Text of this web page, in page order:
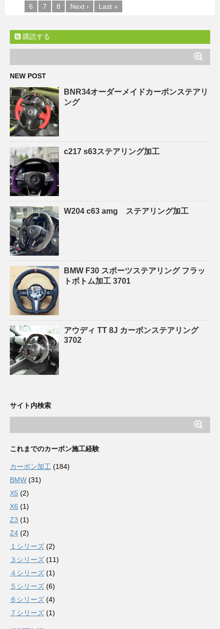
6
7 8 Next › Last »
購読する
NEW POST
BNR34オーダーメイドカーボンステアリ
ング
c217 s63ステアリング加工
W204 c63 amg ステアリング加工
BMW F30 スポーツステアリング フラッ
トボトム加工 3701
アウディ TT 8J カーボンステアリング
3702
サイト内検索
これまでのカーボン施工経験
カーボン加工 (184)
BMW (31)
X5 (2)
X6 (1)
Z3 (1)
Z4 (2)
１シリーズ (2)
３シリーズ (11)
４シリーズ (1)
５シリーズ (6)
６シリーズ (4)
７シリーズ (1)